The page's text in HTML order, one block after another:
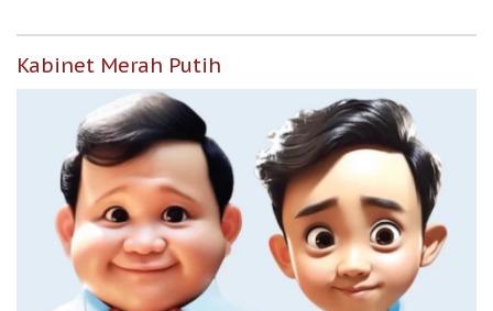
Kabinet Merah Putih